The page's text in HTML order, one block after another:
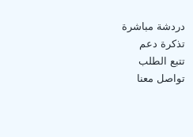
دردشة مباشرة
تذكرة دعم
تتبع الطلب
تواصل معنا